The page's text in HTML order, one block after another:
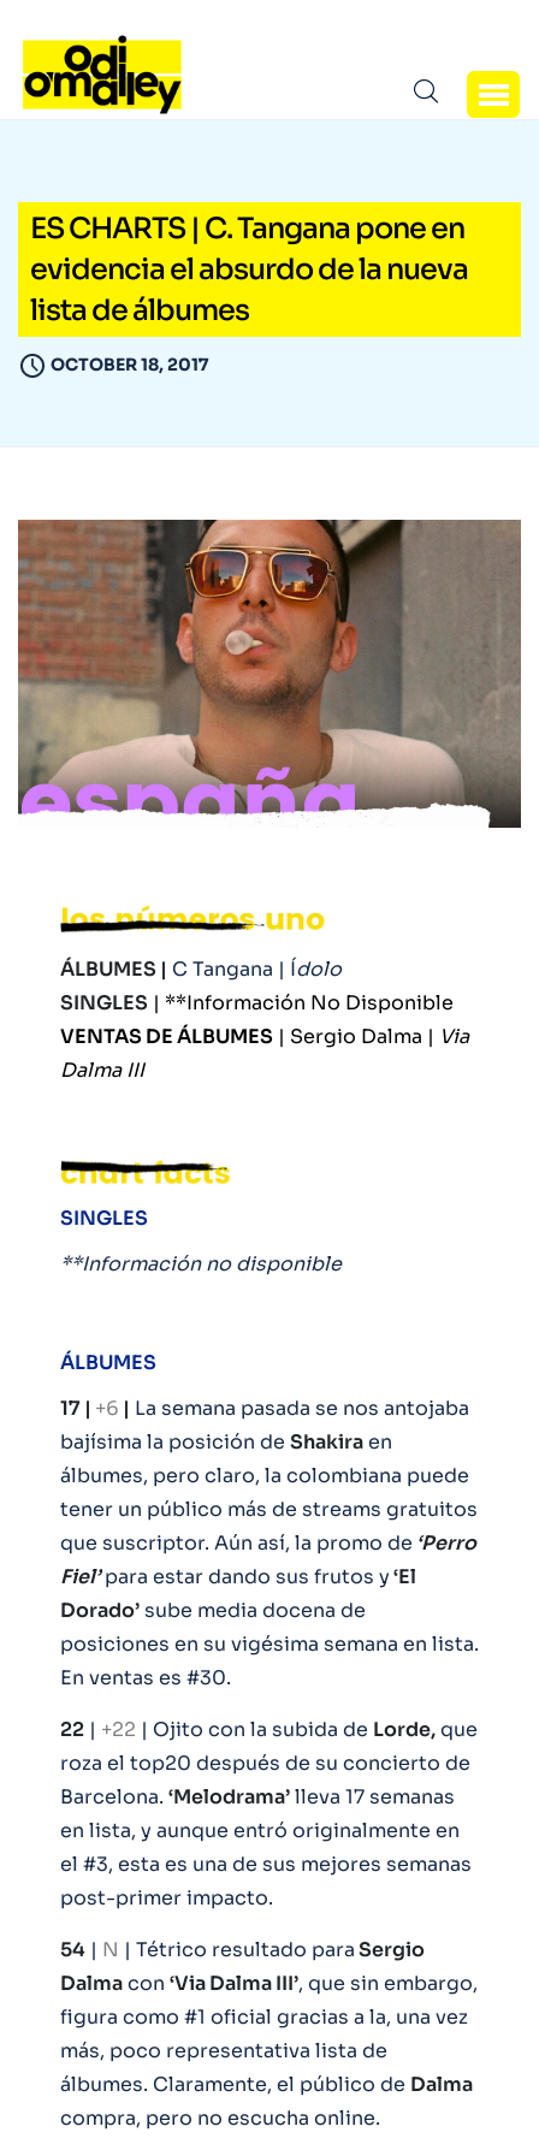
ES CHARTS | C. Tangana pone en
evidencia el absurdo de la nueva
lista de álbumes
OCTOBER 18, 2017
ÁLBUMES | C Tangana | Ídolo
SINGLES | **Información No Disponible
VENTAS DE ÁLBUMES | Sergio Dalma | Via
Dalma III
SINGLES
**Información no disponible
ÁLBUMES
17 | +6 | La semana pasada se nos antojaba
bajísima la posición de Shakiraen
álbumes, pero claro, la colombiana puede
tener un público más de streams gratuitos
que suscriptor. Aún así, la promo de ‘Perro
Fiel’para estar dando sus frutos y‘El
Dorado’sube media docena de
posiciones en su vigésima semana en lista.
En ventas es #30.
22 | +22 | Ojito con la subida de Lorde,que
roza el top20 después de su concierto de
Barcelona. ‘Melodrama’lleva 17 semanas
en lista, y aunque entró originalmente en
el #3, esta es una de sus mejores semanas
post-primer impacto.
54 | N | Tétrico resultado paraSergio
Dalmacon ‘Via Dalma III’, que sin embargo,
figura como #1 oficial gracias a la, una vez
más, poco representativa lista de
álbumes. Claramente, el público de Dalma
compra, pero no escucha online.